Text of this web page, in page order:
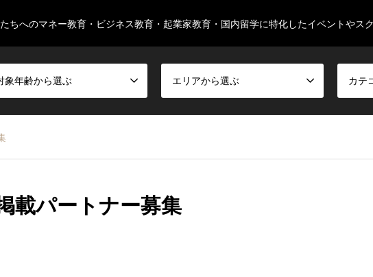
ちへのマネー教育・ビジネス教育・起業家教育・国内留学に特化したイベントやス
象年齢から選ぶ エリアから選ぶ カテ
載パートナー募集